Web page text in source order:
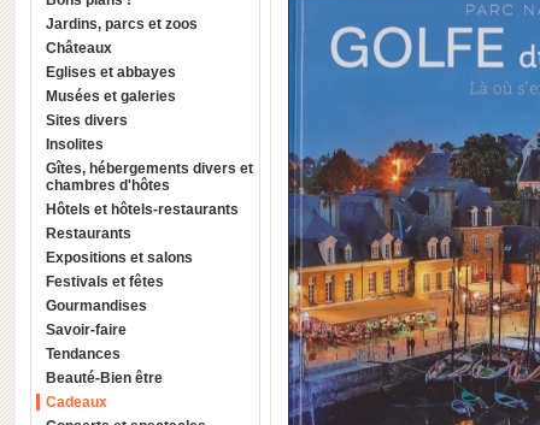
Jardins, parcs et zoos
Châteaux
Eglises et abbayes
Musées et galeries
Sites divers
Insolites
Gîtes, hébergements divers et
chambres d'hôtes
Hôtels et hôtels-restaurants
Restaurants
Expositions et salons
Festivals et fêtes
Gourmandises
Savoir-faire
Tendances
Beauté-Bien être
Cadeaux